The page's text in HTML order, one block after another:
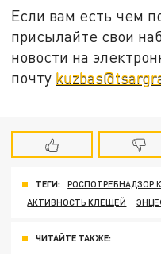
Если вам есть чем
присылайте свои
новости на
почту
ТЕГИ: РОСПОТРЕБНАДЗОР
АКТИВНОСТЬ КЛЕЩЕЙ
ЧИТАЙТЕ ТАКЖЕ: